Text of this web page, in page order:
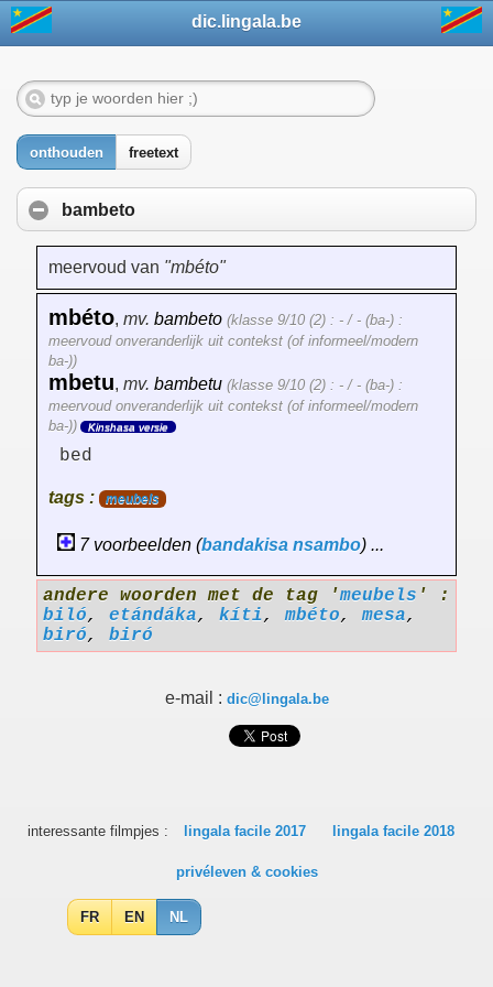
dic.lingala.be
onthouden freetext
bambeto
meervoud van "mbéto"
mbéto, mv. bambeto (klasse 9/10 (2) : - / - (ba-) :
meervoud onveranderlijk uit contekst (of informeel/modern
ba-))
mbetu, mv. bambetu (klasse 9/10 (2) : - / - (ba-) :
meervoud onveranderlijk uit contekst (of informeel/modern
ba-))
Kinshasa versie
bed
tags : meubels
7 voorbeelden (bandakisa nsambo) ...
andere woorden met de tag 'meubels ' :
biló, etándáka, kíti,mbéto,mesa,
biró, biró
e-mail : dic@lingala.be
interessante filmpjes : lingala facile 2017 lingala facile 2018
privéleven & cookies
FR EN NL